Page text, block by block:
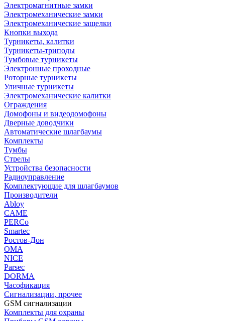
Электромагнитные замки
Электромеханические замки
Электромеханические защелки
Кнопки выхода
Турникеты, калитки
Турникеты-триподы
Тумбовые турникеты
Электронные проходные
Роторные турникеты
Уличные турникеты
Электромеханические калитки
Ограждения
Домофоны и видеодомофоны
Дверные доводчики
Автоматические шлагбаумы
Комплекты
Тумбы
Стрелы
Устройства безопасности
Радиоуправление
Комплектующие для шлагбаумов
Производители
Abloy
CAME
PERCo
Smartec
Ростов-Дон
ОМА
NICE
Parsec
DORMA
Часофикация
Сигнализации, прочее
GSM сигнализации
Комплекты для охраны